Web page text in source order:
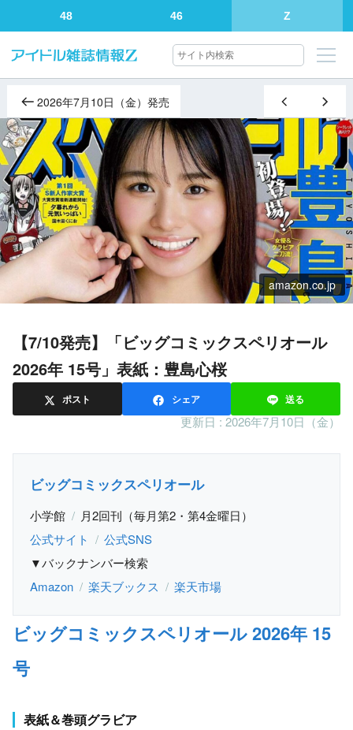
48 46 Z
2026年7月10日（金）発売
amazon.co.jp
【7/10発売】「ビッグコミックスペリオール
2026年 15号」表紙：豊島心桜
ポスト シェア 送る
更新日 : 2026年7月10日（金）
ビッグコミックスペリオール
小学館
月2回刊（毎月第2・第4金曜日）
公式サイト
公式SNS
▼バックナンバー検索
Amazon
楽天ブックス 楽天市場
ビッグコミックスペリオール 2026年 15
号
表紙＆巻頭グラビア